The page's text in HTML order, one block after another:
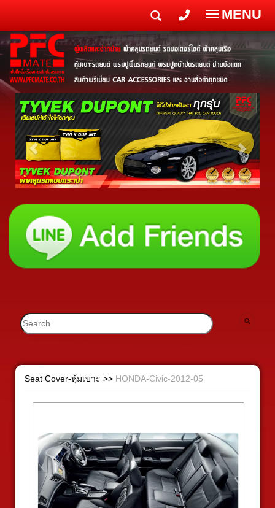
Toggle
MENU
Seat Cover-หุ้มเบาะ >> HONDA-Civic-2012-05